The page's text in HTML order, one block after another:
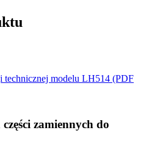
technicznej modelu LH514 (PDF
zamiennych do